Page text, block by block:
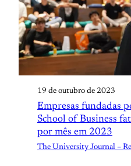
19 de outubro de 2023
Empresas fundadas
School of Business
por mês em 2023
The University Journal –